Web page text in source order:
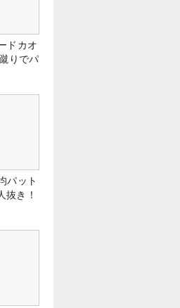
ドカオ
りでパ
パット
抜き！